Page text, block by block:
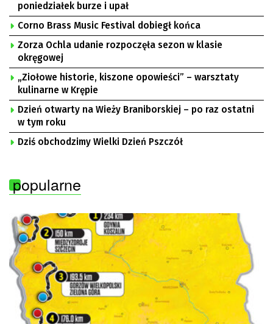
poniedziałek burze i upał
Corno Brass Music Festival dobiegł końca
Zorza Ochla udanie rozpoczęła sezon w klasie
okręgowej
„Ziołowe historie, kiszone opowieści” – warsztaty
kulinarne w Krępie
Dzień otwarty na Wieży Braniborskiej – po raz ostatni
w tym roku
Dziś obchodzimy Wielki Dzień Pszczół
popularne